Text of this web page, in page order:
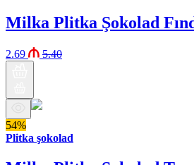
Milka Plitka Şokolad
2.69 5.40
54%
Plitka şokolad